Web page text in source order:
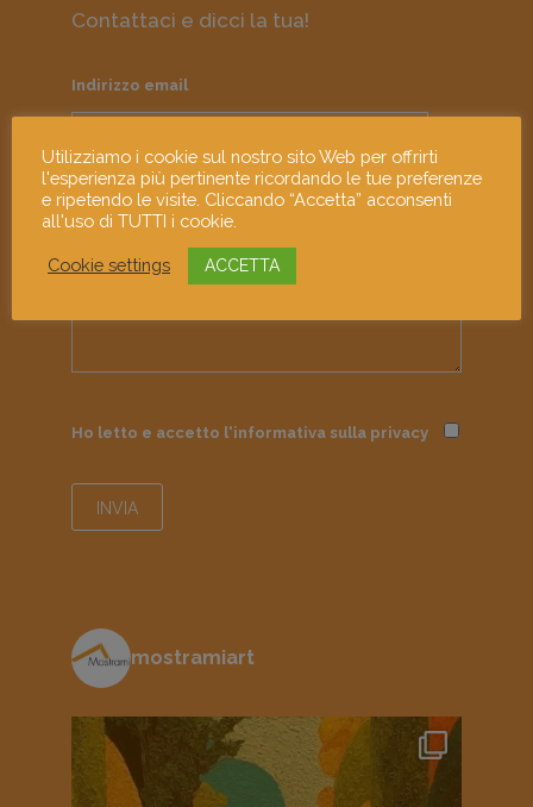
Contattaci e dicci la tua!
Indirizzo email
Messaggio
Ho letto e accetto l'informativa sulla privacy
mostramiart
Utilizziamo i cookie sul nostro sito Web per offrirti
l'esperienza più pertinente ricordando le tue preferenze
e ripetendo le visite. Cliccando “Accetta” acconsenti
all'uso di TUTTI i cookie.
Cookie settings ACCETTA